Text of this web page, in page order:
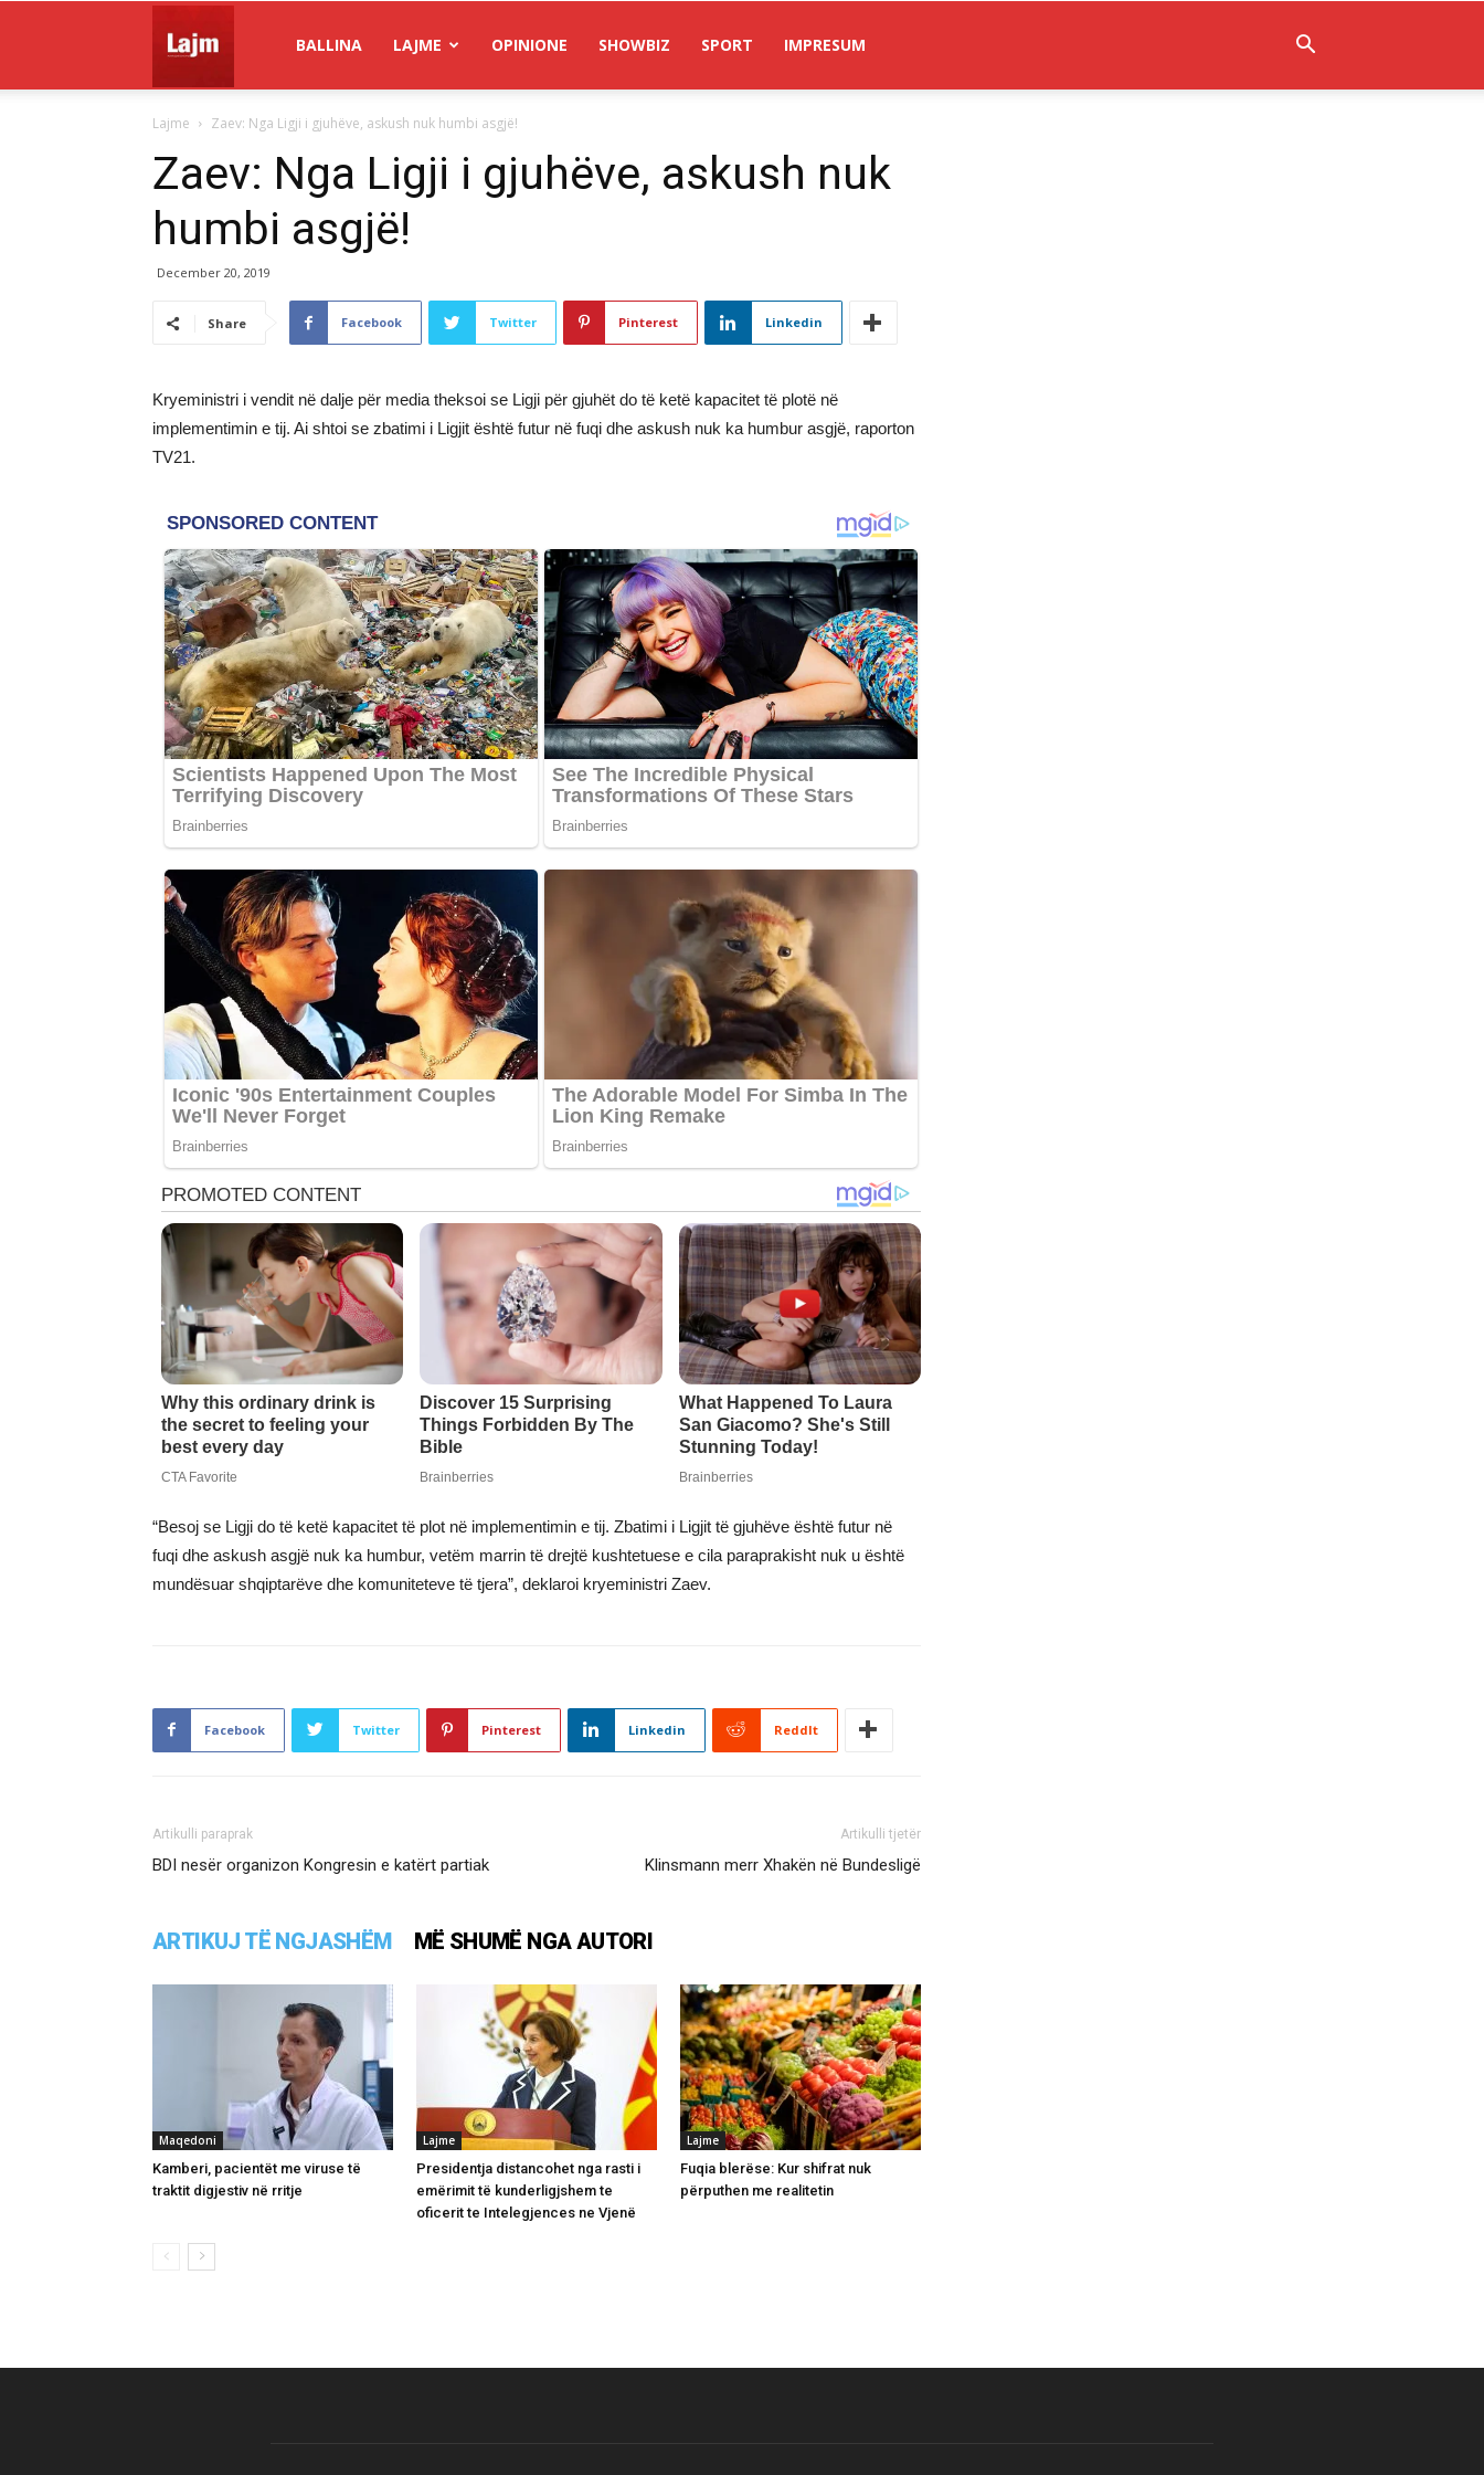
Lajm
BALLINA LAJME OPINIONE SHOWBIZ SPORT IMPRESUM
Lajme Zaev: Nga Ligji i gjuhëve, askush nuk humbi asgjë!
Zaev: Nga Ligji i gjuhëve, askush nuk
humbi asgjë!
December 20, 2019
Share Facebook Twitter Pinterest Linkedin
Kryeministri i vendit në dalje për media theksoi se Ligji për gjuhët do të ketë kapacitet të plotë në
implementimin e tij. Ai shtoi se zbatimi i Ligjit është futur në fuqi dhe askush nuk ka humbur asgjë, raporton
TV21.
“Besoj se Ligji do të ketë kapacitet të plot në implementimin e tij. Zbatimi i Ligjit të gjuhëve është futur në
fuqi dhe askush asgjë nuk ka humbur, vetëm marrin të drejtë kushtetuese e cila paraprakisht nuk u është
mundësuar shqiptarëve dhe komuniteteve të tjera”, deklaroi kryeministri Zaev.
Facebook Twitter Pinterest Linkedin ReddIt
Artikulli paraprak
BDI nesër organizon Kongresin e katërt partiak
Artikulli tjetër
Klinsmann merr Xhakën në Bundesligë
ARTIKUJ TË NGJASHËM MË SHUMË NGA AUTORI
Maqedoni
Kamberi, pacientët me viruse të
traktit digjestiv në rritje
Lajme
Presidentja distancohet nga rasti i
emërimit të kunderligjshem te
oficerit te Intelegjences ne Vjenë
Lajme
Fuqia blerëse: Kur shifrat nuk
përputhen me realitetin